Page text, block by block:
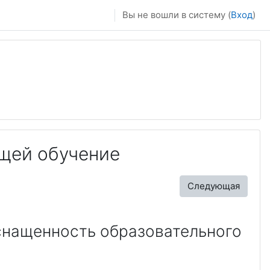
Вы не вошли в систему (Вход)
обучение
Следующая
образовательного